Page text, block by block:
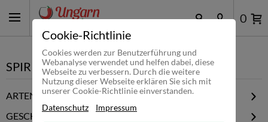
Cookie-Richtlinie
Cookies werden zur Benutzerführung und
Webanalyse verwendet und helfen dabei, diese
Webseite zu verbessern. Durch die weitere
Nutzung dieser Webseite erklären Sie sich mit
unserer Cookie-Richtlinie einverstanden.
Datenschutz
Impressum
0
SPIRITUOSEN
ARTEN
Fütyülös
GESCHMACK